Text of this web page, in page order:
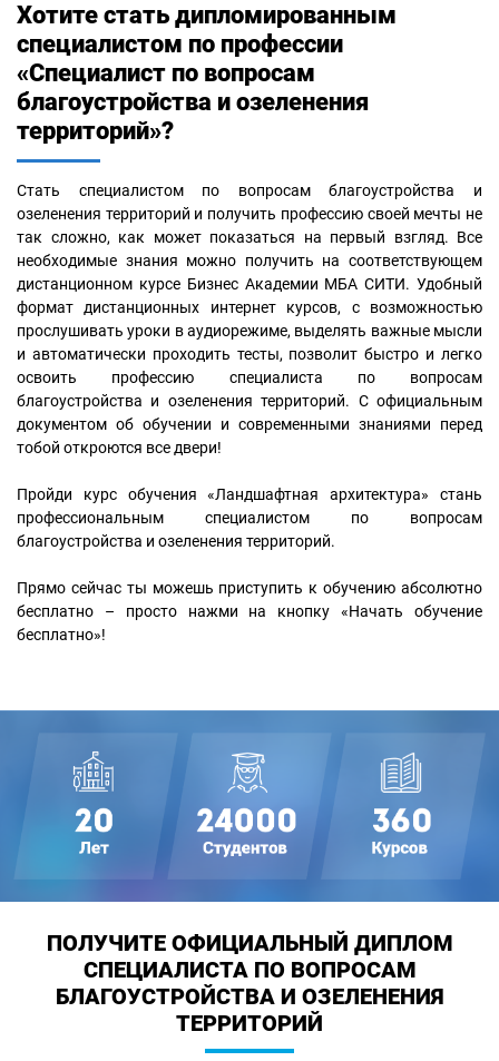
Хотите стать дипломированным
специалистом по профессии
«Специалист по вопросам
благоустройства и озеленения
территорий»?
Стать специалистом по вопросам благоустройства и
озеленения территорий и получить профессию своей мечты не
так сложно, как может показаться на первый взгляд. Все
необходимые знания можно получить на соответствующем
дистанционном курсе Бизнес Академии МБА СИТИ. Удобный
формат дистанционных интернет курсов, с возможностью
прослушивать уроки в аудиорежиме, выделять важные мысли
и автоматически проходить тесты, позволит быстро и легко
освоить профессию специалиста по вопросам
благоустройства и озеленения территорий. С официальным
документом об обучении и современными знаниями перед
тобой откроются все двери!
Пройди курс обучения «Ландшафтная архитектура» стань
профессиональным специалистом по вопросам
благоустройства и озеленения территорий.
Прямо сейчас ты можешь приступить к обучению абсолютно
бесплатно – просто нажми на кнопку «Начать обучение
бесплатно»!
ПОЛУЧИТЕ ОФИЦИАЛЬНЫЙ ДИПЛОМ
СПЕЦИАЛИСТА ПО ВОПРОСАМ
БЛАГОУСТРОЙСТВА И ОЗЕЛЕНЕНИЯ
ТЕРРИТОРИЙ